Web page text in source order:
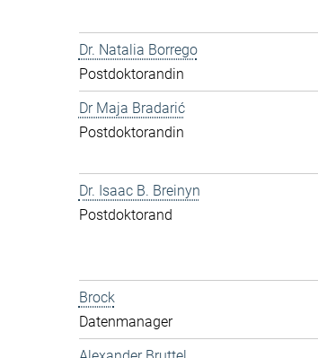
Dr. Natalia Borrego
Postdoktorandin
Dr Maja Bradarić
Postdoktorandin
Dr. Isaac B. Breinyn
Postdoktorand
Brock
Datenmanager